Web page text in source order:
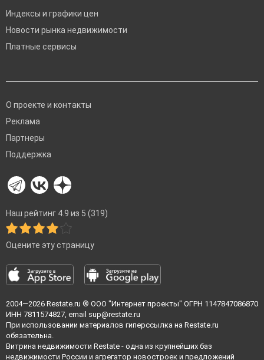
Индексы и графики цен
Новости рынка недвижимости
Платные сервисы
О проекте и контакты
Реклама
Партнеры
Поддержка
Наш рейтинг 4.9 из 5 (319)
Оцените эту страницу
2004—2026 Restate.ru ® ООО "Интернет проекты" ОГРН 1147847086870
ИНН 7811574827, email sup@restate.ru
При использовании материалов гиперссылка на Restate.ru
обязательна.
Витрина недвижимости Restate - одна из крупнейших баз
недвижимости России и агрегатор новостроек и предложений